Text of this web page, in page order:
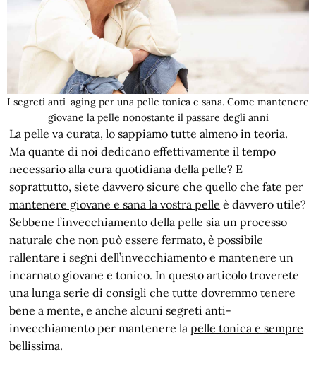
I segreti anti-aging per una pelle tonica e sana. Come mantenere
giovane la pelle nonostante il passare degli anni
La pelle va curata, lo sappiamo tutte almeno in teoria.
Ma quante di noi dedicano effettivamente il tempo
necessario alla cura quotidiana della pelle? E
soprattutto, siete davvero sicure che quello che fate per
mantenere giovane e sana la vostra pelle è davvero utile?
Sebbene l’invecchiamento della pelle sia un processo
naturale che non può essere fermato, è possibile
rallentare i segni dell’invecchiamento e mantenere un
incarnato giovane e tonico. In questo articolo troverete
una lunga serie di consigli che tutte dovremmo tenere
bene a mente, e anche alcuni segreti anti-
invecchiamento per mantenere lapelle tonica e sempre
bellissima.